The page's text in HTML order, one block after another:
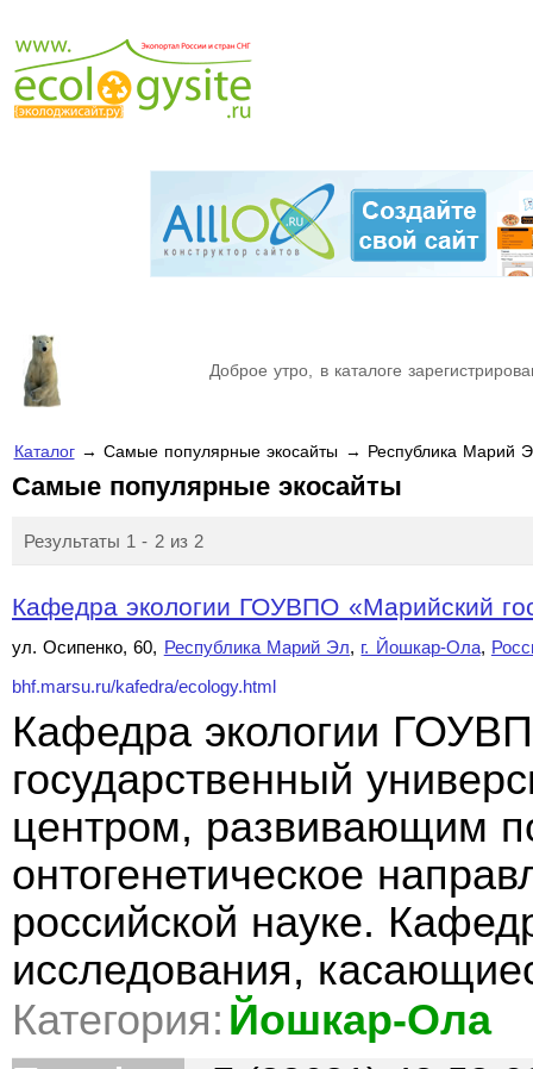
Доброе утро, в каталоге
Каталог→ Самые популярные экосайты → Республика Марий
Самые популярные экосайты
Результаты 1 - 2 из 2
Кафедра экологии ГОУВПО «Марийский
ул. Осипенко, 60, Республика Марий Эл, г. Йошкар-Ола,
bhf.marsu.ru/kafedra/ecology.html
Кафедра экологии
государственный
центром, развивающим
онтогенетическое
российской науке.
исследования,
Категория: Йошкар-Ола